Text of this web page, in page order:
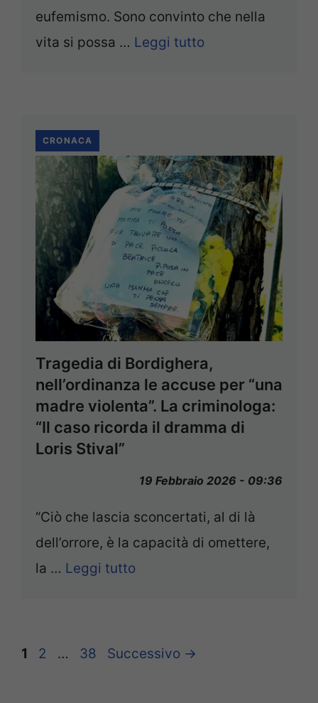
eufemismo. Sono convinto che nella
vita si possa … Leggi tutto
CRONACA
Tragedia di Bordighera,
nell’ordinanza le accuse per “una
madre violenta”. La criminologa:
“Il caso ricorda il dramma di
Loris Stival”
19 Febbraio 2026 - 09:36
“Ciò che lascia sconcertati, al di là
dell’orrore, è la capacità di omettere,
la … Leggi tutto
Pagina
1 Pagina
2 … Pagina
38 Successivo →